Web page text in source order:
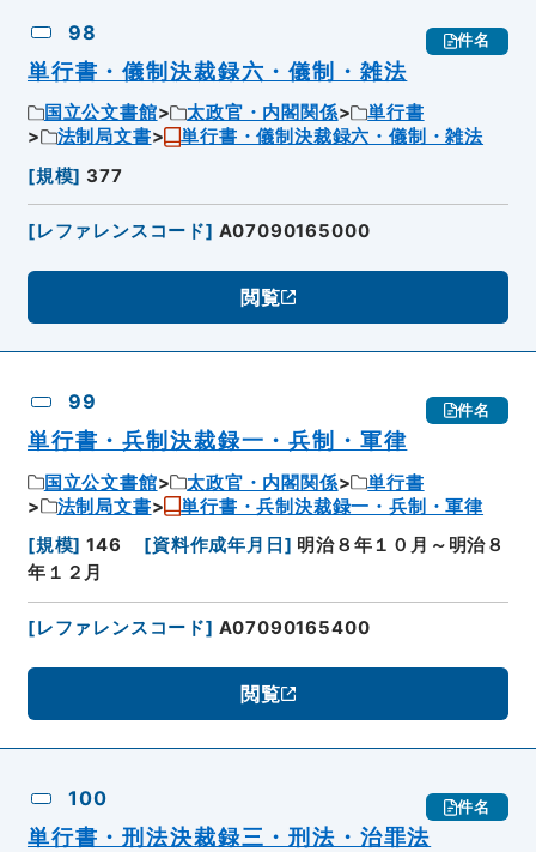
98 件名
単行書・儀制決裁録六・儀制・雑法
国立公文書館 太政官・内閣関係
単行書
法制局文書
単行書・儀制決裁録六・儀制・雑法
[規模] 377
[レファレンスコード] A07090165000
閲覧
99 件名
単行書・兵制決裁録一・兵制・軍律
国立公文書館 太政官・内閣関係
単行書
法制局文書
単行書・兵制決裁録一・兵制・軍律
[規模] 146 [資料作成年月日 ] 明治８年１０月～明治８
年１２月
[レファレンスコード] A07090165400
閲覧
100 件名
単行書・刑法決裁録三・刑法・治罪法